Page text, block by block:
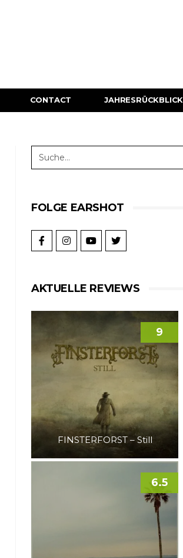
CONTACT JAHRESRÜCKBLICK
FOLGE EARSHOT
AKTUELLE REVIEWS
FINSTERFORST – Still
9
6.5